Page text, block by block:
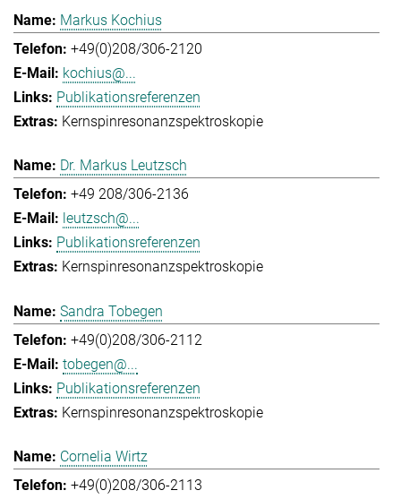
Markus Kochius
+49(0)208/306-2120
kochius@...
Publikationsreferenzen
Kernspinresonanzspektroskopie
Dr. Markus Leutzsch
+49 208/306-2136
leutzsch@...
Publikationsreferenzen
Kernspinresonanzspektroskopie
Sandra Tobegen
+49(0)208/306-2112
tobegen@...
Publikationsreferenzen
Kernspinresonanzspektroskopie
Cornelia Wirtz
+49(0)208/306-2113